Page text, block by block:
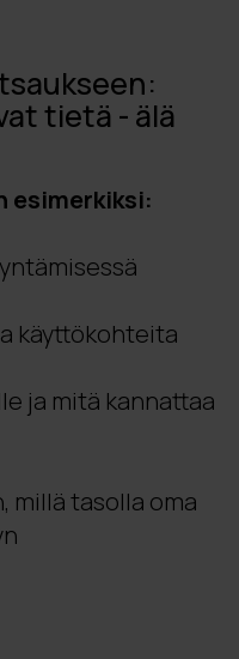
tietä - älä
esimerkiksi:
käyttökohteita
ja mitä kannattaa
millä tasolla oma